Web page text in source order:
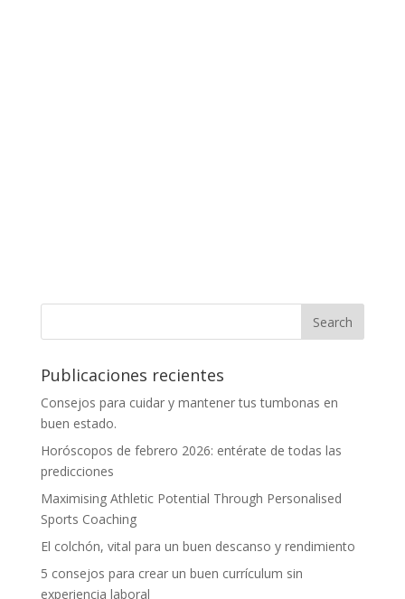
Publicaciones recientes
Consejos para cuidar y mantener tus tumbonas en
buen estado.
Horóscopos de febrero 2026: entérate de todas las
predicciones
Maximising Athletic Potential Through Personalised
Sports Coaching
El colchón, vital para un buen descanso y rendimiento
5 consejos para crear un buen currículum sin
experiencia laboral